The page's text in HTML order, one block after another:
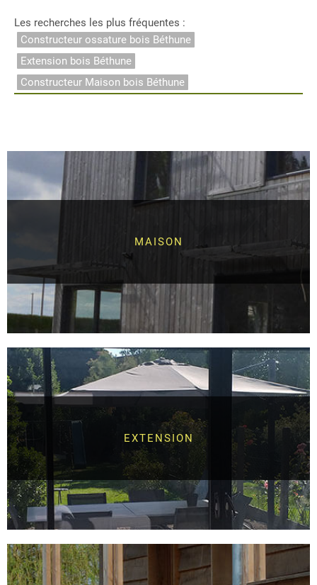
Les recherches les plus fréquentes :
Constructeur ossature bois Béthune
Extension bois Béthune
Constructeur Maison bois Béthune
MAISON
EXTENSION